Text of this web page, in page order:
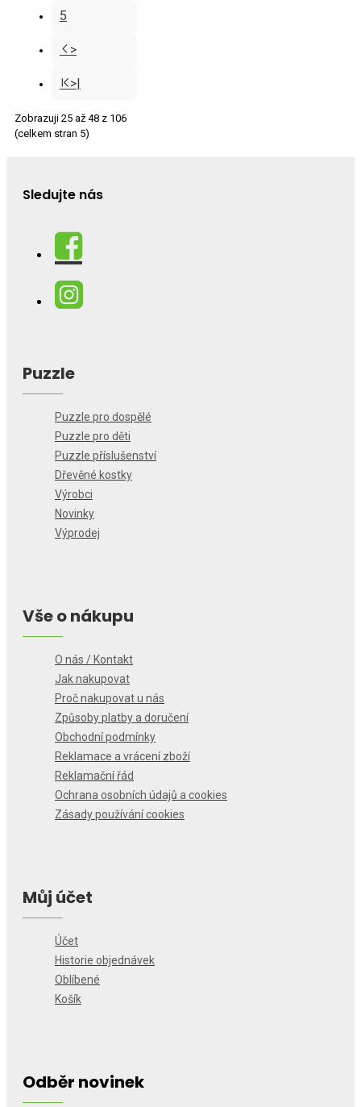
5
>
>|
Zobrazuji 25 až 48 z 106
(celkem stran 5)
Sledujte nás
Puzzle
Puzzle pro dospělé
Puzzle pro děti
Puzzle příslušenství
Dřevěné kostky
Výrobci
Novinky
Výprodej
Vše o nákupu
O nás / Kontakt
Jak nakupovat
Proč nakupovat u nás
Způsoby platby a doručení
Obchodní podmínky
Reklamace a vrácení zboží
Reklamační řád
Ochrana osobních údajů a cookies
Zásady používání cookies
Můj účet
Účet
Historie objednávek
Oblíbené
Košík
Odběr novinek